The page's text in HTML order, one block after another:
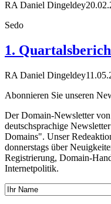
RA Daniel Dingeldey
Sedo
1.
RA Daniel Dingeldey
Abonnieren Sie unseren
Der Domain-Newsletter
deutschsprachige
Domains". Unser
donnerstags über
Registrierung, Domain-
Internetpolitik.